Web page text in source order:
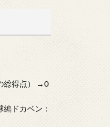
総得点） →0
ドカベン：